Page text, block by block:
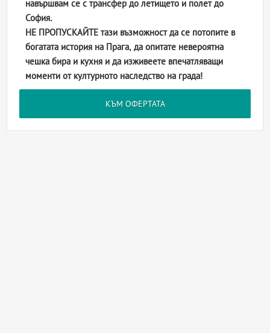
навършвам се с трансфер до летището и полет до
София.
НЕ ПРОПУСКАЙТЕ тази възможност да се потопите в
богатата история на Прага, да опитате невероятна
чешка бира и кухня и да изживеете впечатляващи
моменти от културното наследство на града!
КЪМ ОФЕРТАТА